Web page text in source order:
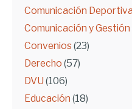
Comunicación Deportiva
Comunicación y
Convenios (23)
Derecho (57)
DVU (106)
Educación (18)